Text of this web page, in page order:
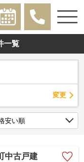
一覧
変更
中古戸建